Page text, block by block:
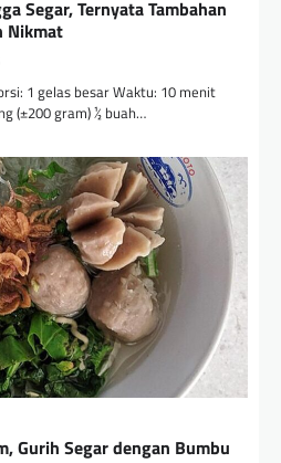
Segar, Ternyata Tambahan
Nikmat
1 gelas besar Waktu: 10 menit
(±200 gram) ½ buah…
Gurih Segar dengan Bumbu